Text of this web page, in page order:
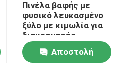
Πινέλα βαφής με
φυσικό λευκασμένο
ξύλο με κιμωλία για
διακοσμητές
Αποστολή